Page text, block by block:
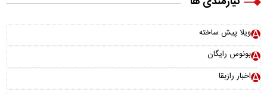
ویلا پیش ساخته
بونوس رایگان
اخبار رازبقا